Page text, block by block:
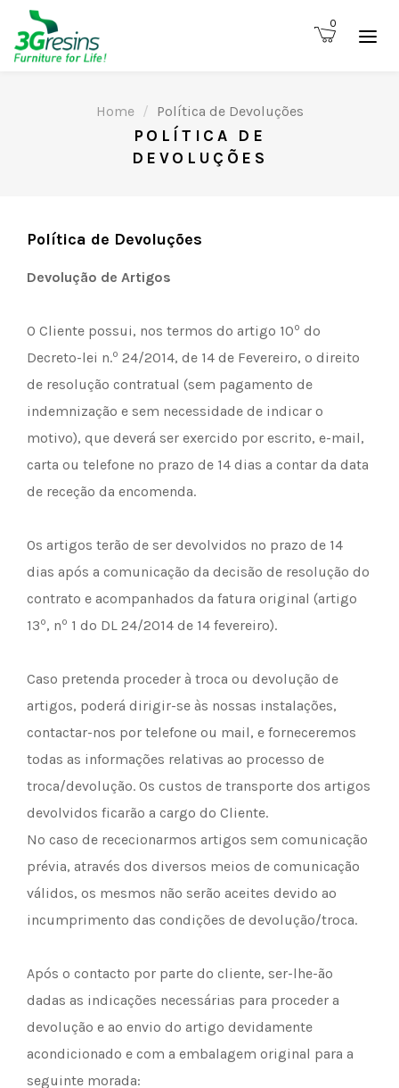
0
Home Política de Devoluções
POLÍTICA DE
DEVOLUÇÕES
Política de Devoluções
Devolução de Artigos
O Cliente possui, nos termos do artigo 10º do
Decreto-lei n.º 24/2014, de 14 de Fevereiro, o direito
de resolução contratual (sem pagamento de
indemnização e sem necessidade de indicar o
motivo), que deverá ser exercido por escrito, e-mail,
carta ou telefone no prazo de 14 dias a contar da data
de receção da encomenda.
Os artigos terão de ser devolvidos no prazo de 14
dias após a comunicação da decisão de resolução do
contrato e acompanhados da fatura original (artigo
13º, nº 1 do DL 24/2014 de 14 fevereiro).
Caso pretenda proceder à troca ou devolução de
artigos, poderá dirigir-se às nossas instalações,
contactar-nos por telefone ou mail, e forneceremos
todas as informações relativas ao processo de
troca/devolução. Os custos de transporte dos artigos
devolvidos ficarão a cargo do Cliente.
No caso de rececionarmos artigos sem comunicação
prévia, através dos diversos meios de comunicação
válidos, os mesmos não serão aceites devido ao
incumprimento das condições de devolução/troca.
Após o contacto por parte do cliente, ser-lhe-ão
dadas as indicações necessárias para proceder a
devolução e ao envio do artigo devidamente
acondicionado e com a embalagem original para a
seguinte morada: